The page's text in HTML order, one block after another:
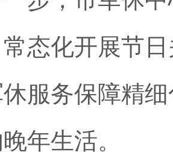
态化开展节
服务保障精
年生活。